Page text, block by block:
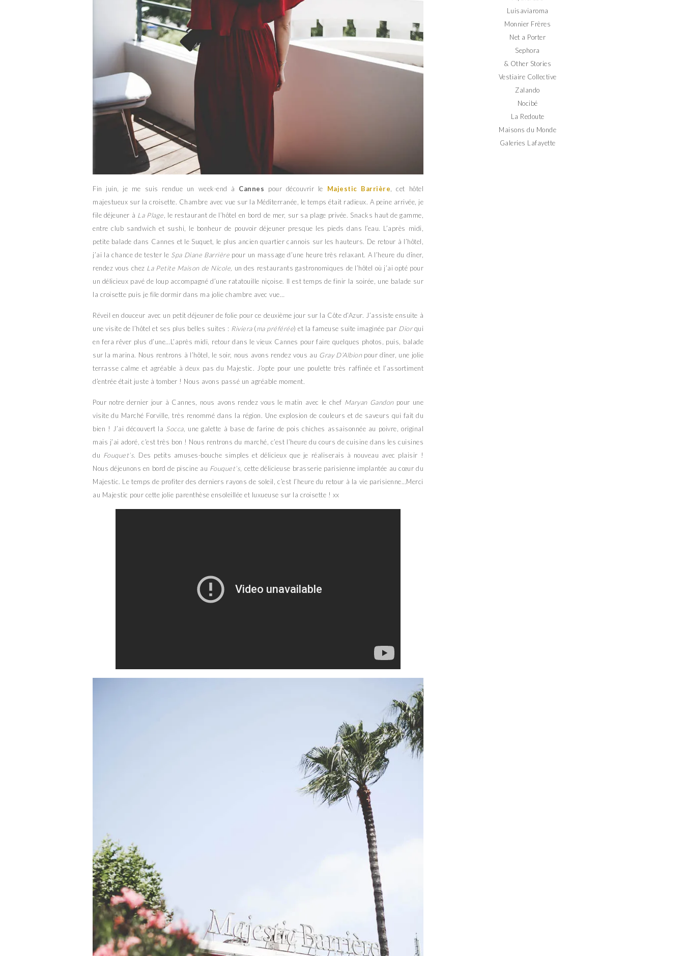
Fin juin, je me suis rendue un week-end à Cannes pour découvrir le Majestic Barrière, cet hôtel
majestueux sur la croisette. Chambre avec vue sur la Méditerranée, le temps était radieux. A peine arrivée, je
file déjeuner à La Plage, le restaurant de l’hôtel en bord de mer, sur sa plage privée. Snacks haut de gamme,
entre club sandwich et sushi, le bonheur de pouvoir déjeuner presque les pieds dans l’eau. L’après midi,
petite balade dans Cannes et le Suquet, le plus ancien quartier cannois sur les hauteurs. De retour à l’hôtel,
j’ai la chance de tester le Spa Diane Barrière pour un massage d’une heure très relaxant. A l’heure du dîner,
rendez vous chez La Petite Maison de Nicole, un des restaurants gastronomiques de l’hôtel où j’ai opté pour
un délicieux pavé de loup accompagné d’une ratatouille niçoise. Il est temps de finir la soirée, une balade sur
la croisette puis je file dormir dans ma jolie chambre avec vue…
Réveil en douceur avec un petit déjeuner de folie pour ce deuxième jour sur la Côte d’Azur. J’assiste ensuite à
une visite de l’hôtel et ses plus belles suites : Riviera(ma préférée) et la fameuse suite imaginée par Diorqui
en fera rêver plus d’une…L’après midi, retour dans le vieux Cannes pour faire quelques photos, puis, balade
sur la marina. Nous rentrons à l’hôtel, le soir, nous avons rendez vous au Gray D’Albionpour dîner, une jolie
terrasse calme et agréable à deux pas du Majestic. J’opte pour une poulette très raffinée et l’assortiment
d’entrée était juste à tomber ! Nous avons passé un agréable moment.
Pour notre dernier jour à Cannes, nous avons rendez vous le matin avec le chef Maryan Gandonpour une
visite du Marché Forville, très renommé dans la région. Une explosion de couleurs et de saveurs qui fait du
bien ! J’ai découvert la Socca, une galette à base de farine de pois chiches assaisonnée au poivre, original
mais j’ai adoré, c’est très bon ! Nous rentrons du marché, c’est l’heure du cours de cuisine dans les cuisines
du Fouquet’s. Des petits amuses-bouche simples et délicieux que je réaliserais à nouveau avec plaisir !
Nous déjeunons en bord de piscine au Fouquet’s, cette délicieuse brasserie parisienne implantée au cœur du
Majestic. Le temps de profiter des derniers rayons de soleil, c’est l’heure du retour à la vie parisienne…Merci
au Majestic pour cette jolie parenthèse ensoleillée et luxueuse sur la croisette ! xx
Luisaviaroma
Monnier Frères
Net a Porter
Sephora
& Other Stories
Vestiaire Collective
Zalando
Nocibé
La Redoute
Maisons du Monde
Galeries Lafayette